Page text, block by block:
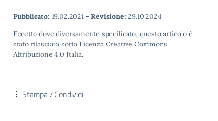
Pubblicato: 19.02.2021 - Revisione: 29.10.2024
Eccetto dove diversamente specificato, questo articolo è
stato rilasciato sotto Licenza Creative Commons
Attribuzione 4.0 Italia.
Stampa / Condividi